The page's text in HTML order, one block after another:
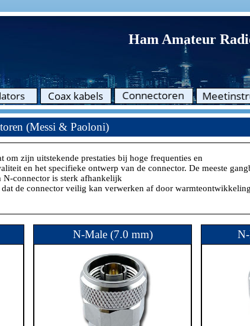
Ham Amateur
(Messi & Paoloni)
zijn uitstekende prestaties bij hoge frequenties en
en het specifieke ontwerp van de connector. De meeste
N-connector is sterk afhankelijk
de connector veilig kan verwerken af door
N-Male (7.0 mm)